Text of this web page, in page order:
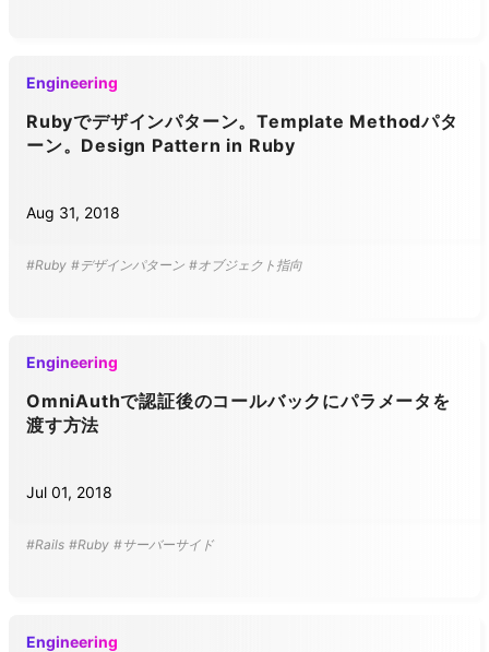
Engineering
Rubyでデザインパターン。Template Methodパタ
ーン。Design Pattern in Ruby
Aug 31, 2018
#Ruby #デザインパターン #オブジェクト指向
Engineering
OmniAuthで認証後のコールバックにパラメータを
渡す方法
Jul 01, 2018
#Rails #Ruby #サーバーサイド
Engineering